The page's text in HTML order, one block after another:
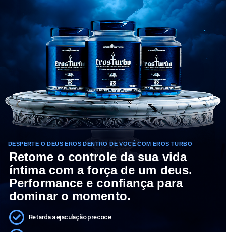
DESPERTE O DEUS EROS DENTRO DE VOCÊ COM EROS TURBO
Retome o controle da sua vida
íntima com a força de um deus.
Performance e confiança para
dominar o momento.
Retarda a ejaculação precoce